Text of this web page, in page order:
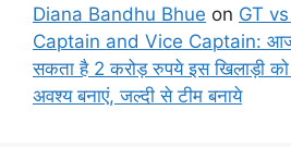
Diana Bandhu Bhue on GT
Captain and Vice Captain: आज
सकता है 2 करोड़ रुपये इस खिलाड़ी को
अवश्य बनाएं, जल्दी से टीम बनाये